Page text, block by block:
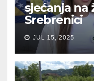
sjećanja na
Srebrenici
JUL 15, 2025